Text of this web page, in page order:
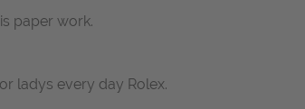
paper work.
ladys every day Rolex.